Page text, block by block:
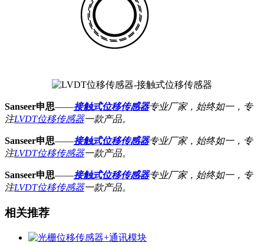
Sanseer申思——接触式位移传感器专业厂家，始终如一，专
注LVDT位移传感器一款产品。
Sanseer申思——接触式位移传感器专业厂家，始终如一，专
注LVDT位移传感器一款产品。
Sanseer申思——接触式位移传感器专业厂家，始终如一，专
注LVDT位移传感器一款产品。
相关推荐